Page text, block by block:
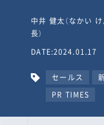
山田真輔（やまだ
長）
DATE:2023.09.08
カルチャー